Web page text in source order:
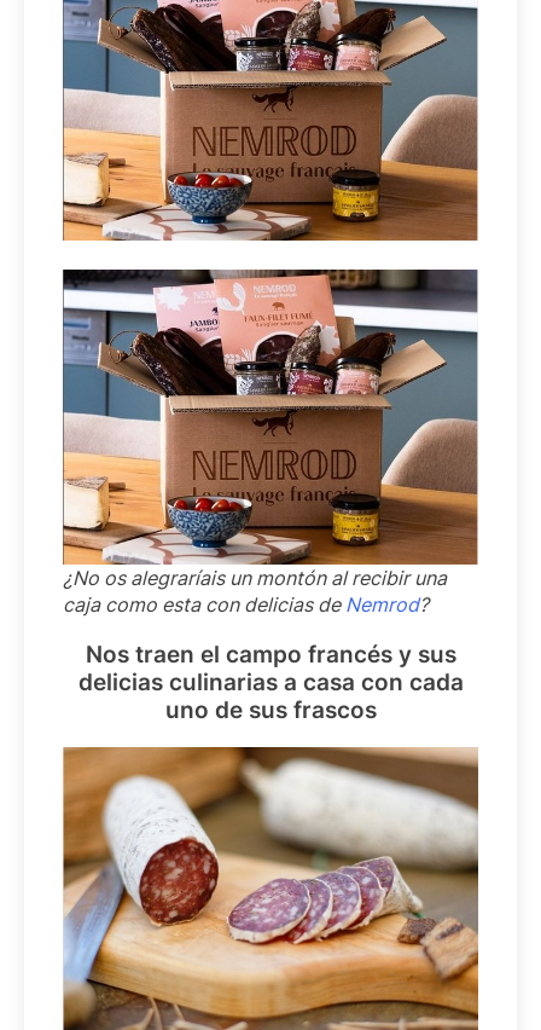
¿No os alegraríais un montón al recibir una
caja como esta con delicias de Nemrod?
Nos traen el campo francés y sus
delicias culinarias a casa con cada
uno de sus frascos